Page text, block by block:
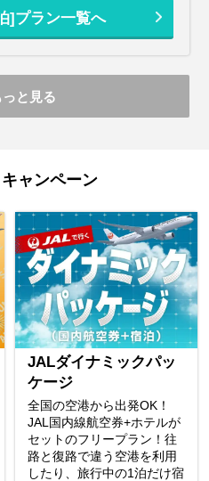
]プラン一覧へ
っと見る
ャンペーン
JALダイナミックパッ
ケージ
全国の空港から出発OK！
JAL国内線航空券+ホテルが
セットのフリープラン！往
路と復路で違う空港を利用
したり、旅行中の1泊だけ宿